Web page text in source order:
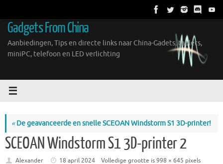
inhoud
Gadgets From China
Aanbiedingen, Tips en directe links naar China-Gadets, tablets,
miniPC, telefoon en LED verlichting
«De geavanceerde en snelle SCEOAN Windstorm S1 3D-printer!
SCEOAN Windstorm S1 3D-printer 2
Alexander 18 april 2024 Volledige grootte is998 × 645 pixels